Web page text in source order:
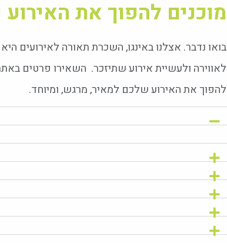
מוכנים להפוך את
בואו נדבר. אצלנו באינגו, השכרת תאורה לאירועים
להפוך את האירוע שלכם למאיר, מרגש, ומיוחד.